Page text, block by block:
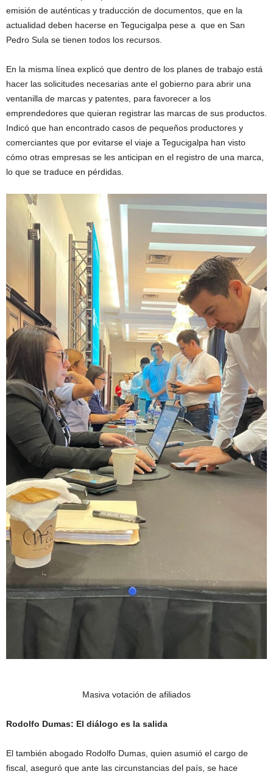
emisión de auténticas y traducción de documentos, que en la
actualidad deben hacerse en Tegucigalpa pese a que en San
Pedro Sula se tienen todos los recursos.
En la misma línea explicó que dentro de los planes de trabajo está
hacer las solicitudes necesarias ante el gobierno para abrir una
ventanilla de marcas y patentes, para favorecer a los
emprendedores que quieran registrar las marcas de sus productos.
Indicó que han encontrado casos de pequeños productores y
comerciantes que por evitarse el viaje a Tegucigalpa han visto
cómo otras empresas se les anticipan en el registro de una marca,
lo que se traduce en pérdidas.
Masiva votación de afiliados
Rodolfo Dumas: El diálogo es la salida
El también abogado Rodolfo Dumas, quien asumió el cargo de
fiscal, aseguró que ante las circunstancias del país, se hace